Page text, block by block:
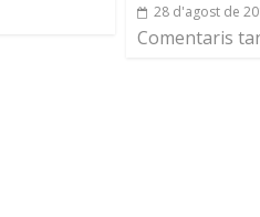
28 d'agost de
Comentaris